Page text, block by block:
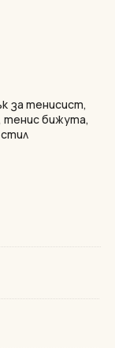
за тенисист,
тенис бижута,